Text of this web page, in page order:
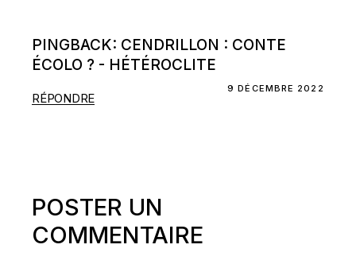
PINGBACK: CENDRILLON : CONTE
ÉCOLO ? - HÉTÉROCLITE
9 DÉCEMBRE 2022
RÉPONDRE
POSTER UN
COMMENTAIRE